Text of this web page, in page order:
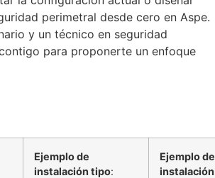
perimetral desde cero en Aspe.
y un técnico en seguridad
para proponerte un enfoque
Ejemplo de
instalación tipo:
Ejemplo de